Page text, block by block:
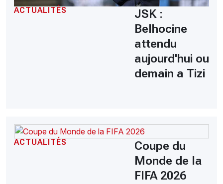
ACTUALITÉS
JSK :
Belhocine
attendu
aujourd'hui ou
demain a Tizi
ACTUALITÉS
Coupe du
Monde de la
FIFA 2026